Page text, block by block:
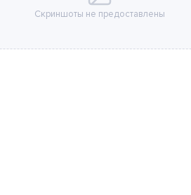
Скриншоты не предоставлены